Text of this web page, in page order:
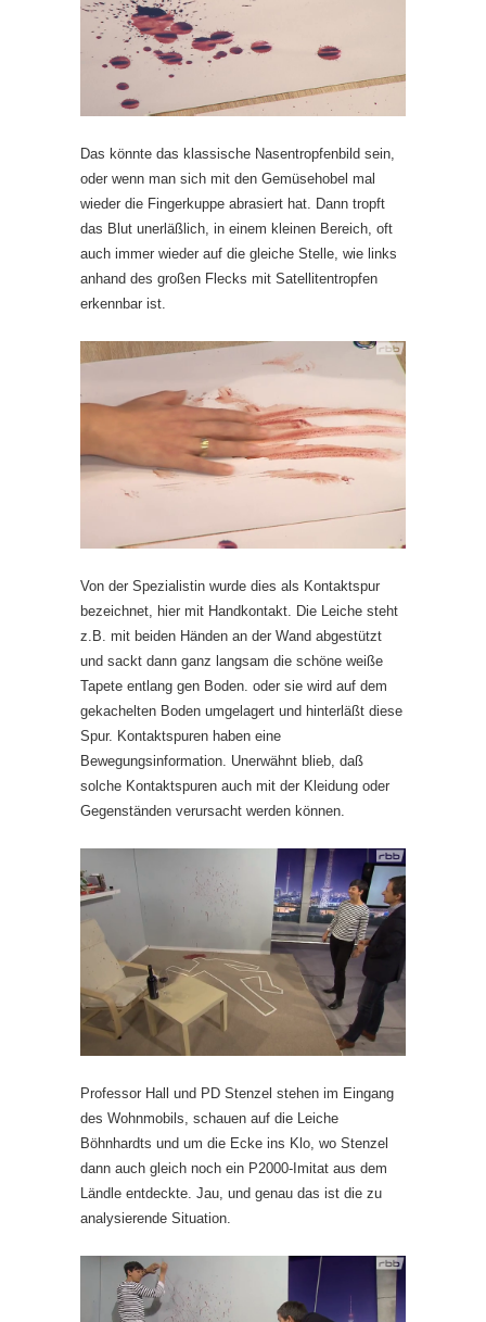
Das könnte das klassische Nasentropfenbild sein,
oder wenn man sich mit den Gemüsehobel mal
wieder die Fingerkuppe abrasiert hat. Dann tropft
das Blut unerläßlich, in einem kleinen Bereich, oft
auch immer wieder auf die gleiche Stelle, wie links
anhand des großen Flecks mit Satellitentropfen
erkennbar ist.
Von der Spezialistin wurde dies als Kontaktspur
bezeichnet, hier mit Handkontakt. Die Leiche steht
z.B. mit beiden Händen an der Wand abgestützt
und sackt dann ganz langsam die schöne weiße
Tapete entlang gen Boden. oder sie wird auf dem
gekachelten Boden umgelagert und hinterläßt diese
Spur. Kontaktspuren haben eine
Bewegungsinformation. Unerwähnt blieb, daß
solche Kontaktspuren auch mit der Kleidung oder
Gegenständen verursacht werden können.
Professor Hall und PD Stenzel stehen im Eingang
des Wohnmobils, schauen auf die Leiche
Böhnhardts und um die Ecke ins Klo, wo Stenzel
dann auch gleich noch ein P2000-Imitat aus dem
Ländle entdeckte. Jau, und genau das ist die zu
analysierende Situation.